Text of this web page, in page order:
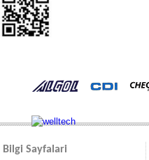
Bilgi Sayfalari